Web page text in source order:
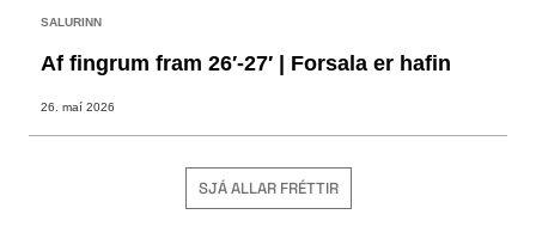
SALURINN
Af fingrum fram 26′-27′ | Forsala er hafin
26. maí 2026
SJÁ ALLAR FRÉTTIR